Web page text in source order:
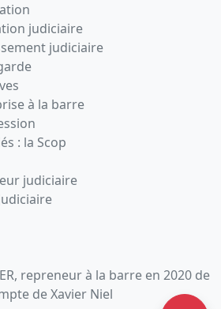
judiciaire
judiciaire
à la barre
: la Scop
judiciaire
repreneur à la barre en 2020 de
de Xavier Niel